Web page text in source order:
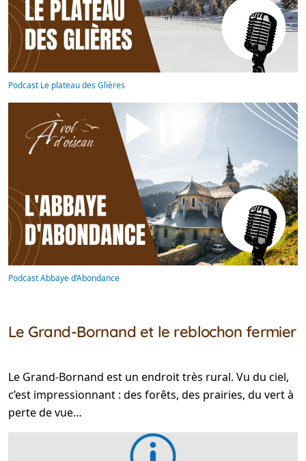
Podcast Le plateau des Glières
Podcast Abbaye d’Abondance
Le Grand-Bornand et le reblochon fermier
Le Grand-Bornand est un endroit très rural. Vu du ciel,
c’est impressionnant : des forêts, des prairies, du vert à
perte de vue…